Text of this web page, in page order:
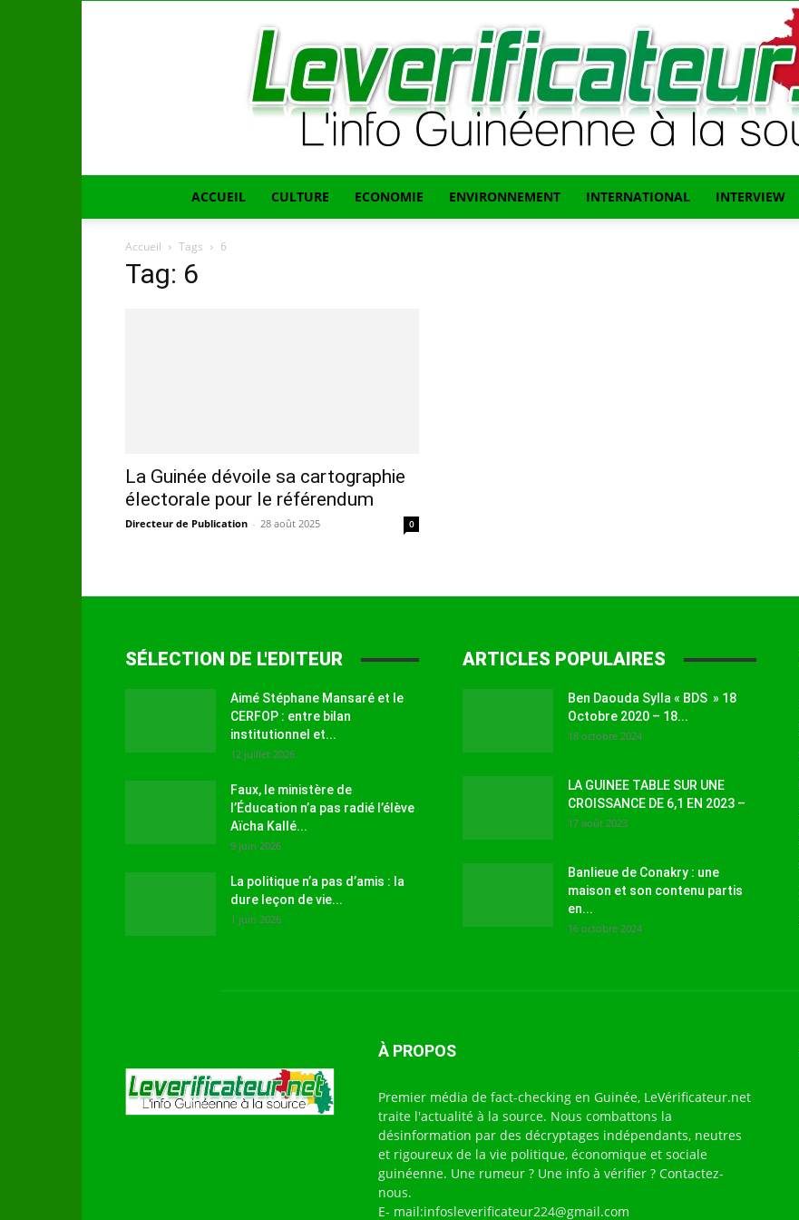
source
ACCUEIL CULTURE ECONOMIE ENVIRONNEMENT INTERNATIONAL INTERVIEW
Accueil Tags 6
Tag: 6
La Guinée dévoile sa cartographie
électorale pour le référendum
Directeur de Publication - 28 août 2025 0
SÉLECTION DE L'EDITEUR
Aimé Stéphane Mansaré et le
CERFOP : entre bilan
institutionnel et...
12 juillet 2026
Faux, le ministère de
l’Éducation n’a pas radié l’élève
Aïcha Kallé...
9 juin 2026
La politique n’a pas d’amis : la
dure leçon de vie...
1 juin 2026
ARTICLES POPULAIRES
Ben Daouda Sylla « BDS » 18
Octobre 2020 – 18...
18 octobre 2024
LA GUINEE TABLE SUR UNE
CROISSANCE DE 6,1 EN 2023 –
17 août 2023
Banlieue de Conakry : une
maison et son contenu partis
en...
16 octobre 2024
À PROPOS
Premier média de fact-checking en Guinée, LeVérificateur.net
traite l'actualité à la source. Nous combattons la
désinformation par des décryptages indépendants, neutres
et rigoureux de la vie politique, économique et sociale
guinéenne. Une rumeur ? Une info à vérifier ? Contactez-
nous.
E- mail:infosleverificateur224@gmail.com